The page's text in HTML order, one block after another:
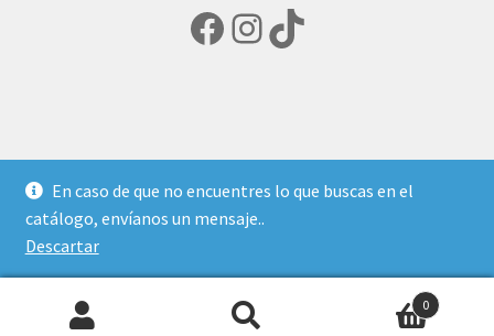
Facebook
Instagram
TikTok
Política de privacidad
Creado con Storefront y
WooCommerce.
0
En caso de que no encuentres lo que buscas en el
catálogo, envíanos un mensaje..
Descartar